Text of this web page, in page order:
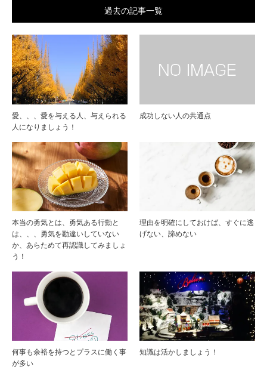
過去の記事一覧
愛、、、愛を与える人、与えられる
人になりましょう！
成功しない人の共通点
本当の勇気とは、勇気ある行動と
は、、、勇気を勘違いしていない
か、あらためて再認識してみましょ
う！
理由を明確にしておけば、すぐに逃
げない、諦めない
何事も余裕を持つとプラスに働く事
が多い
知識は活かしましょう！